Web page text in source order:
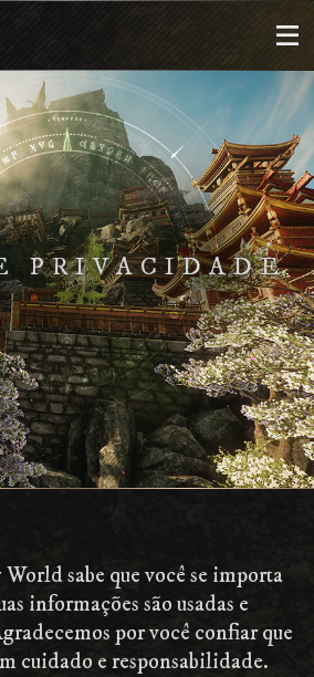
PRIVACIDADE
sabe que você se importa
informações são usadas e
por você confiar que
cuidado e responsabilidade.